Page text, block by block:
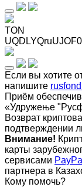
TON
Если вы хотите
напишите
Приём
«Удружење
Возврат
подтверждении
Внимание!
карты
сервисами PayPal
партнера в
Кому помочь?